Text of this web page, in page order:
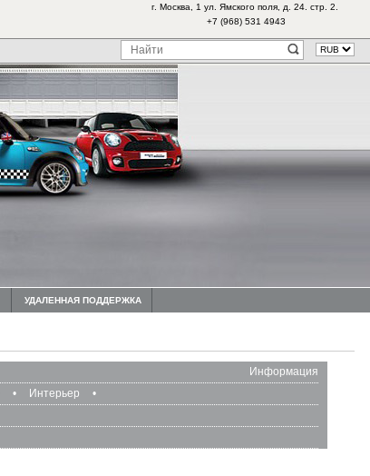
г. Москва, 1 ул. Ямского поля, д. 24. стр. 2.
+7 (968) 531 4943
УДАЛЕННАЯ ПОДДЕРЖКА
Информация
• Интерьер
•